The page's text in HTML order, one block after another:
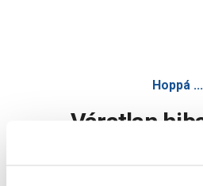
Hoppá ...
Váratlan